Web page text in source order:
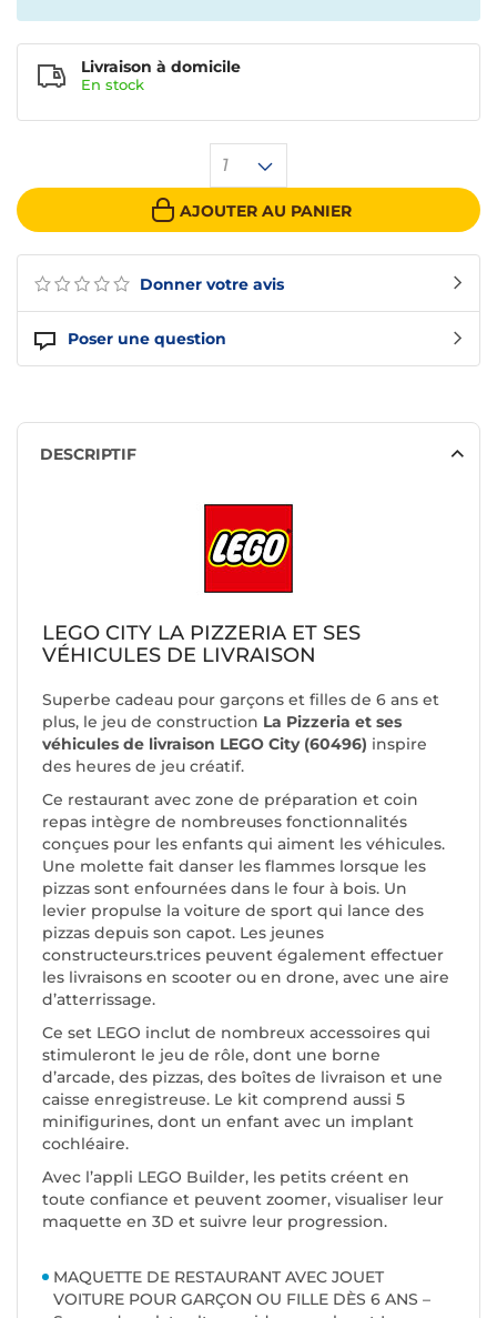
Donner votre avis
Poser une question
1
AJOUTER AU PANIER
Livraison à domicile
En stock
DESCRIPTIF
LEGO CITY LA PIZZERIA ET SES
VÉHICULES DE LIVRAISON
Superbe cadeau pour garçons et filles de 6 ans et
plus, le jeu de construction La Pizzeria et ses
véhicules de livraison LEGO City (60496) inspire
des heures de jeu créatif.
Ce restaurant avec zone de préparation et coin
repas intègre de nombreuses fonctionnalités
conçues pour les enfants qui aiment les véhicules.
Une molette fait danser les flammes lorsque les
pizzas sont enfournées dans le four à bois. Un
levier propulse la voiture de sport qui lance des
pizzas depuis son capot. Les jeunes
constructeurs.trices peuvent également effectuer
les livraisons en scooter ou en drone, avec une aire
d’atterrissage.
Ce set LEGO inclut de nombreux accessoires qui
stimuleront le jeu de rôle, dont une borne
d’arcade, des pizzas, des boîtes de livraison et une
caisse enregistreuse. Le kit comprend aussi 5
minifigurines, dont un enfant avec un implant
cochléaire.
Avec l’appli LEGO Builder, les petits créent en
toute confiance et peuvent zoomer, visualiser leur
maquette en 3D et suivre leur progression.
MAQUETTE DE RESTAURANT AVEC JOUET
VOITURE POUR GARÇON OU FILLE DÈS 6 ANS –